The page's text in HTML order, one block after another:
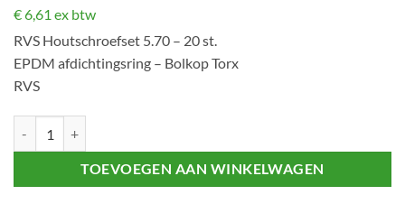
€6,61 ex btw
RVS Houtschroefset 5.70 – 20 st.
EPDM afdichtingsring – Bolkop Torx
RVS
TOEVOEGEN AAN WINKELWAGEN